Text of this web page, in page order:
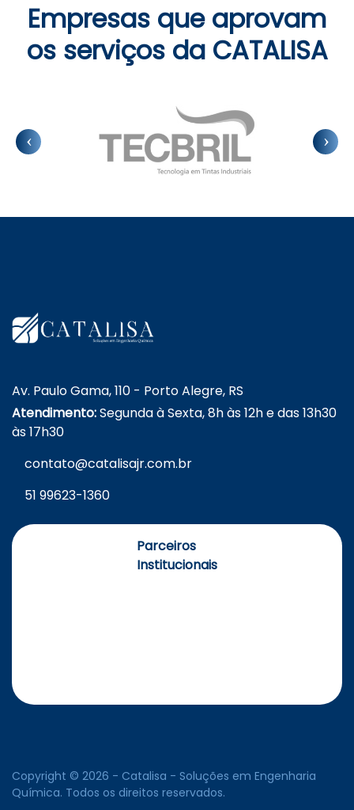
Empresas que aprovam
os serviços da CATALISA
Av. Paulo Gama, 110 - Porto Alegre, RS
Atendimento:Segunda à Sexta, 8h às 12h e das 13h30
às 17h30
contato@catalisajr.com.br
51 99623-1360
Parceiros
Institucionais
Copyright © 2026 - Catalisa - Soluções em Engenharia
Química. Todos os direitos reservados.